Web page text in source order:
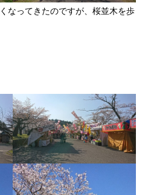
なってきたのですが、桜並木を歩